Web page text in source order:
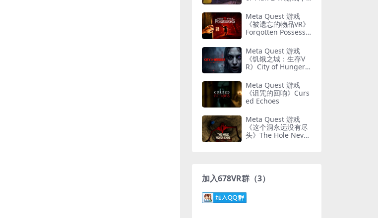
Meta Quest 游戏
《被遗忘的物品VR》
Forgotten Possessio
Meta Quest 游戏
《饥饿之城：生存V
R》City of Hunger:
Meta Quest 游戏
《诅咒的回响》Curs
ed Echoes
Meta Quest 游戏
《这个洞永远没有尽
头》The Hole Never
加入678VR群（3）